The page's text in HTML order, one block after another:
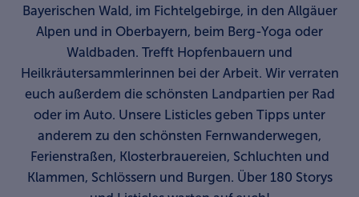
Bayerischen Wald, im Fichtelgebirge, in den Allgäuer
Alpen und in Oberbayern, beim Berg-Yoga oder
Waldbaden. Trefft Hopfenbauern und
Heilkräutersammlerinnen bei der Arbeit. Wir verraten
euch außerdem die schönsten Landpartien per Rad
oder im Auto. Unsere Listicles geben Tipps unter
anderem zu den schönsten Fernwanderwegen,
Ferienstraßen, Klosterbrauereien, Schluchten und
Klammen, Schlössern und Burgen. Über 180 Storys